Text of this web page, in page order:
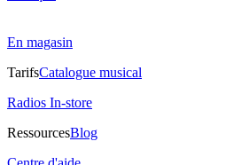
En magasin
TarifsCatalogue musical
Radios In-store
RessourcesBlog